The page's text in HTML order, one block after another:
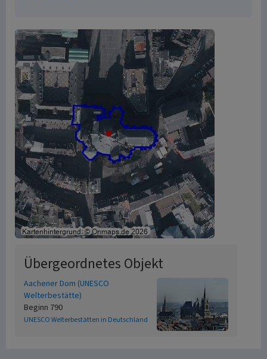
Übergeordnetes Objekt
Aachener Dom (UNESCO
Welterbestätte)
Beginn 790
UNESCO Welterbestätten in Deutschland